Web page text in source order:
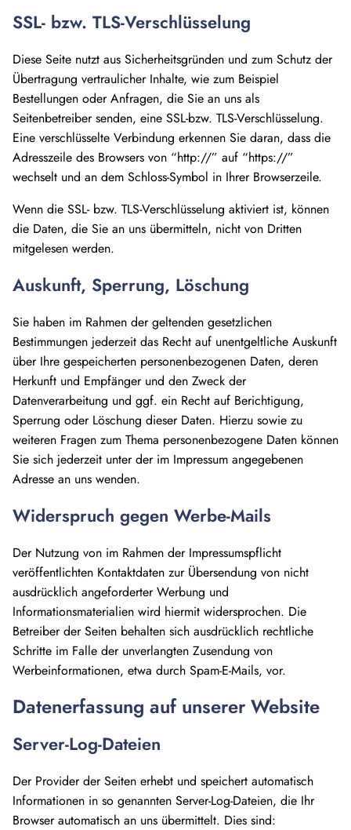
SSL- bzw. TLS-Verschlüsselung
Diese Seite nutzt aus Sicherheitsgründen und zum Schutz der
Übertragung vertraulicher Inhalte, wie zum Beispiel
Bestellungen oder Anfragen, die Sie an uns als
Seitenbetreiber senden, eine SSL-bzw. TLS-Verschlüsselung.
Eine verschlüsselte Verbindung erkennen Sie daran, dass die
Adresszeile des Browsers von “http://” auf “https://”
wechselt und an dem Schloss-Symbol in Ihrer Browserzeile.
Wenn die SSL- bzw. TLS-Verschlüsselung aktiviert ist, können
die Daten, die Sie an uns übermitteln, nicht von Dritten
mitgelesen werden.
Auskunft, Sperrung, Löschung
Sie haben im Rahmen der geltenden gesetzlichen
Bestimmungen jederzeit das Recht auf unentgeltliche Auskunft
über Ihre gespeicherten personenbezogenen Daten, deren
Herkunft und Empfänger und den Zweck der
Datenverarbeitung und ggf. ein Recht auf Berichtigung,
Sperrung oder Löschung dieser Daten. Hierzu sowie zu
weiteren Fragen zum Thema personenbezogene Daten können
Sie sich jederzeit unter der im Impressum angegebenen
Adresse an uns wenden.
Widerspruch gegen Werbe-Mails
Der Nutzung von im Rahmen der Impressumspflicht
veröffentlichten Kontaktdaten zur Übersendung von nicht
ausdrücklich angeforderter Werbung und
Informationsmaterialien wird hiermit widersprochen. Die
Betreiber der Seiten behalten sich ausdrücklich rechtliche
Schritte im Falle der unverlangten Zusendung von
Werbeinformationen, etwa durch Spam-E-Mails, vor.
Datenerfassung auf unserer Website
Server-Log-Dateien
Der Provider der Seiten erhebt und speichert automatisch
Informationen in so genannten Server-Log-Dateien, die Ihr
Browser automatisch an uns übermittelt. Dies sind: